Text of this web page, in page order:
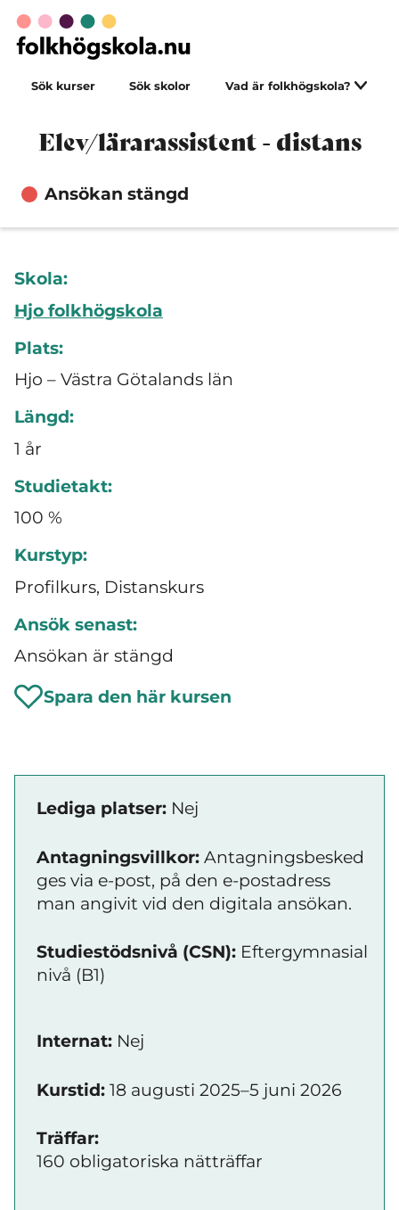
Sök kurser Sök skolor Vad är folkhögskola?
Elev/lärarassistent - distans
Ansökan stängd
Skola:
Hjo folkhögskola
Plats:
Hjo – Västra Götalands län
Längd:
1 år
Studietakt:
100 %
Kurstyp:
Profilkurs, Distanskurs
Ansök senast:
Ansökan är stängd
Spara den här kursen
Lediga platser: Nej
Antagningsvillkor: Antagningsbesked
ges via e-post, på den e-postadress
man angivit vid den digitala ansökan.
Studiestödsnivå (CSN): Eftergymnasial
nivå (B1)
Internat: Nej
Kurstid: 18 augusti 2025–5 juni 2026
Träffar:
160 obligatoriska nätträffar